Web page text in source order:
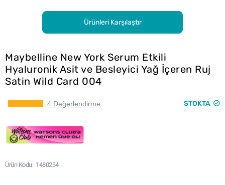
Ürünleri Karşılaştır
Maybelline New York Serum Etkili
Hyaluronik Asit ve Besleyici Yağ İçeren Ruj
Satin Wild Card 004
4 Değerlendirme STOKTA
Ürün Kodu 1480234